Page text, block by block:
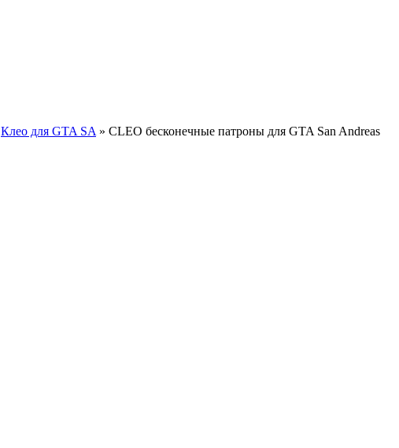
Клео для GTA SA » CLEO бесконечные патроны для GTA San Andreas